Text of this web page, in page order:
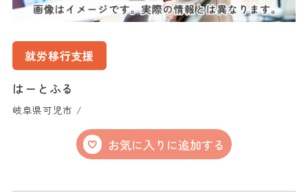
就労移行支援
はーとふる
岐阜県可児市 /
お気に入りに追加する